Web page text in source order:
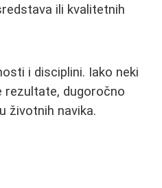
ili kvalitetnih
i disciplini. Iako neki
rezultate, dugoročno
životnih navika.